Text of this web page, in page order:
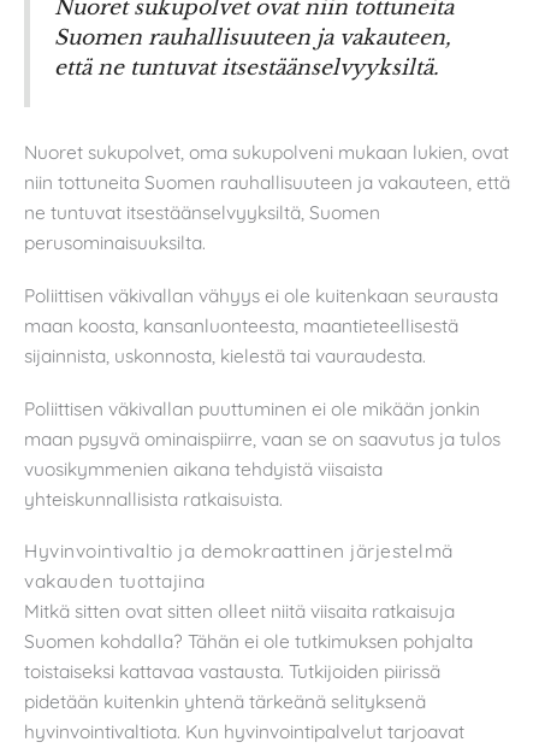
Nuoret sukupolvet ovat niin tottuneita
Suomen rauhallisuuteen ja vakauteen,
että ne tuntuvat itsestäänselvyyksiltä.
Nuoret sukupolvet, oma sukupolveni mukaan lukien, ovat
niin tottuneita Suomen rauhallisuuteen ja vakauteen, että
ne tuntuvat itsestäänselvyyksiltä, Suomen
perusominaisuuksilta.
Poliittisen väkivallan vähyys ei ole kuitenkaan seurausta
maan koosta, kansanluonteesta, maantieteellisestä
sijainnista, uskonnosta, kielestä tai vauraudesta.
Poliittisen väkivallan puuttuminen ei ole mikään jonkin
maan pysyvä ominaispiirre, vaan se on saavutus ja tulos
vuosikymmenien aikana tehdyistä viisaista
yhteiskunnallisista ratkaisuista.
Hyvinvointivaltio ja demokraattinen järjestelmä
vakauden tuottajina
Mitkä sitten ovat sitten olleet niitä viisaita ratkaisuja
Suomen kohdalla? Tähän ei ole tutkimuksen pohjalta
toistaiseksi kattavaa vastausta. Tutkijoiden piirissä
pidetään kuitenkin yhtenä tärkeänä selityksenä
hyvinvointivaltiota. Kun hyvinvointipalvelut tarjoavat